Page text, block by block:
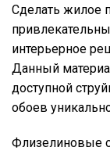
Сделать жилое
интерьерное
Данный
доступной
обоев
Флизелиновые